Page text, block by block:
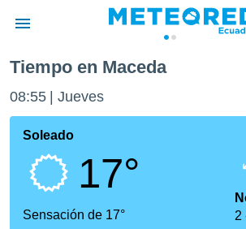
de
ha
calidad.
a este
Tiempo en Maceda
08:55 Jueves
Soleado
17°
Sensación de 17°
2